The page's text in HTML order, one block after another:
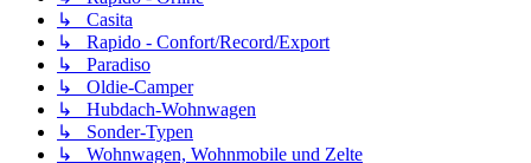
↳ Casita
↳ Rapido - Confort/Record/Export
↳ Paradiso
↳ Oldie-Camper
↳ Hubdach-Wohnwagen
↳ Sonder-Typen
↳ Wohnwagen, Wohnmobile und Zelte